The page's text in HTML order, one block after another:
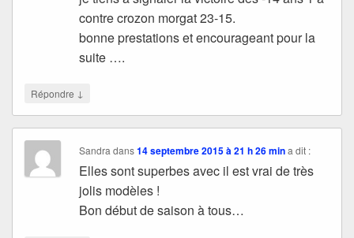
contre crozon morgat 23-15.
bonne prestations et encourageant pour la
suite ….
Répondre ↓
Sandra dans14 septembre 2015 à 21 h 26 min a dit :
Elles sont superbes avec il est vrai de très
jolis modèles !
Bon début de saison à tous…